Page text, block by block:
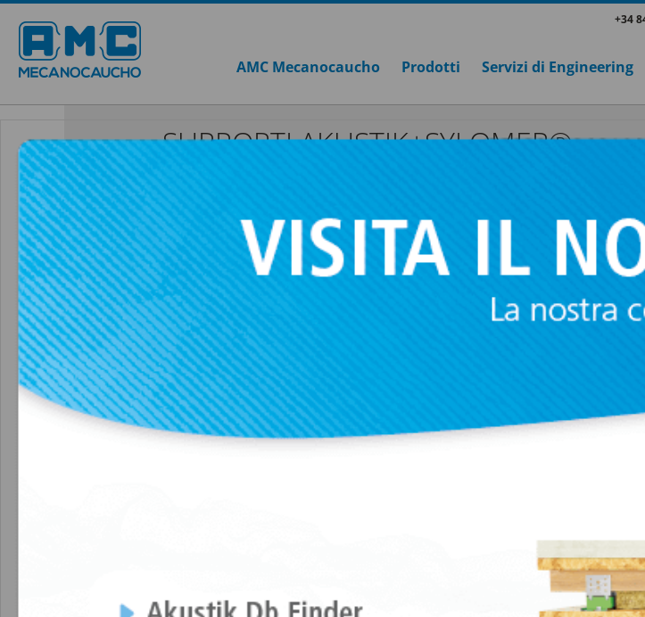
+34
AMC Mecanocaucho Prodotti Servizi di Engineering
SUPPORTI AKUSTIK+SYLOMER®
AKUSTIK GB + SYLOMER®
VEDI TUTTO SUPPORTI AKUSTIK+SYLOMER®
Questi semplici, ma
progettati per
Caratteristiche tecniche Proprietà elastiche Video Immagini